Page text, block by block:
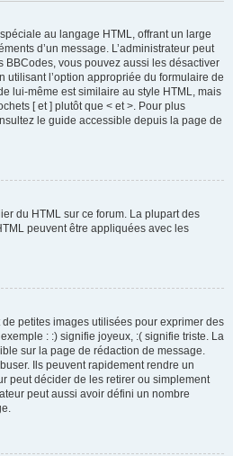
au langage HTML, offrant un large
d’un message. L’administrateur peut
BBCodes, vous pouvez aussi les désactiver
utilisant l’option appropriée du formulaire de
lui-même est similaire au style HTML, mais
[ et ] plutôt que < et >. Pour plus
le guide accessible depuis la page de
du HTML sur ce forum. La plupart des
peuvent être appliquées avec les
petites images utilisées pour exprimer des
: :) signifie joyeux, :( signifie triste. La
sur la page de rédaction de message.
Ils peuvent rapidement rendre un
peut décider de les retirer ou simplement
peut aussi avoir défini un nombre